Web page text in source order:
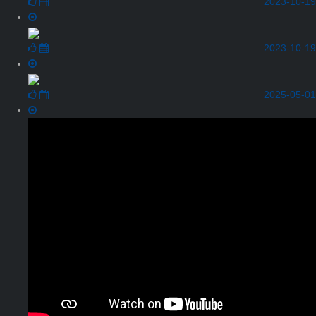
2023-10-19
2025-05-01